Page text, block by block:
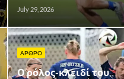
July 29, 2026
ΑΡΘΡΟ
Ο ρόλος-κλειδί του